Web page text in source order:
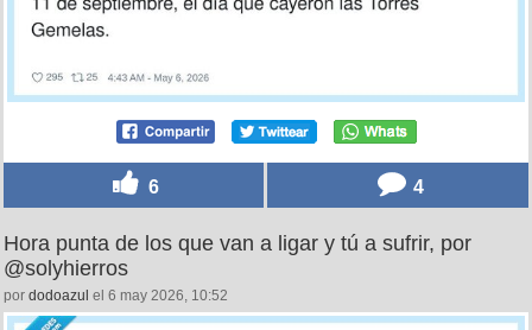
6 4
Hora punta de los que van a ligar y tú a sufrir, por
@solyhierros
por dodoazul el 6 may 2026, 10:52